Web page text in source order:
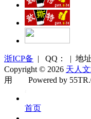
浙ICP备 | QQ： | 地址
Copyright © 2026 天人
用
库
Powered by
首页